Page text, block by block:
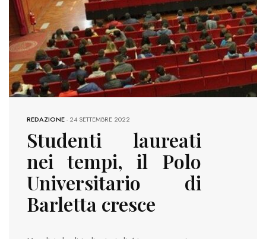
REDAZIONE-24 SETTEMBRE 2022
Studenti laureati
nei tempi, il Polo
Universitario di
Barletta cresce